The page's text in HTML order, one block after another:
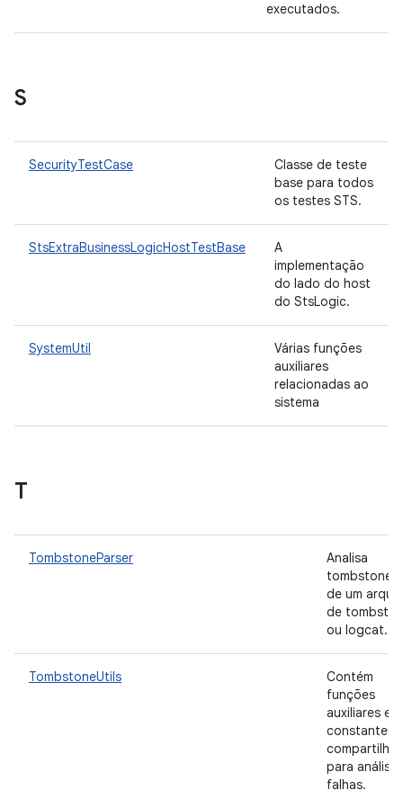
executados.
S
SecurityTestCase
Classe de teste
base para todos
os testes STS.
StsExtraBusinessLogicHostTestBase
A
implementação
do lado do host
do StsLogic.
SystemUtil
Várias funções
auxiliares
relacionadas ao
sistema
T
TombstoneParser
Analisa
tombstones
de um
de
ou logcat.
TombstoneUtils
Contém
funções
auxiliares e
constantes
para análise
falhas.